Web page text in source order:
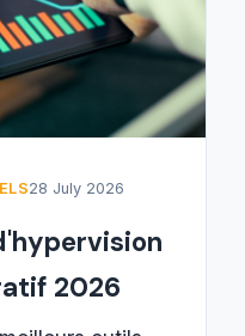
28 July 2026
2026